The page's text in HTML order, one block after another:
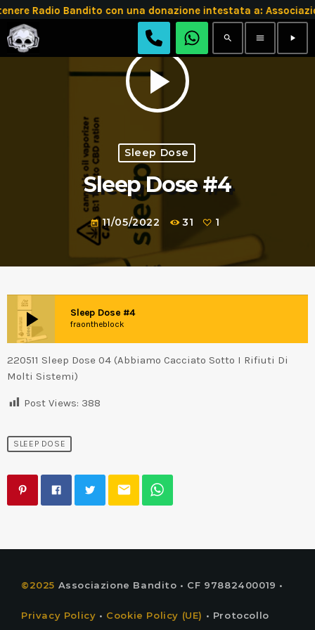
Radio Bandito con una donazione intestata a:
search menu play_arrow
play_arrow
Sleep Dose
Sleep Dose #4
today 11/05/2022 31 1
play_arrow Sleep Dose #4
fraontheblock
220511 Sleep Dose 04 (Abbiamo Cacciato Sotto I Rifiuti Di
Molti Sistemi)
Post Views: 388
SLEEP DOSE
email
©2025 Associazione Bandito • CF 97882400019 •
Privacy Policy • Cookie Policy (UE) • Protocollo